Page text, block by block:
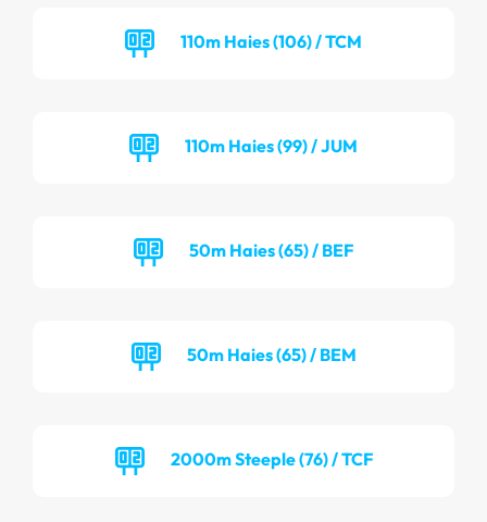
110m Haies (106) / TCM
110m Haies (99) / JUM
50m Haies (65) / BEF
50m Haies (65) / BEM
2000m Steeple (76) / TCF